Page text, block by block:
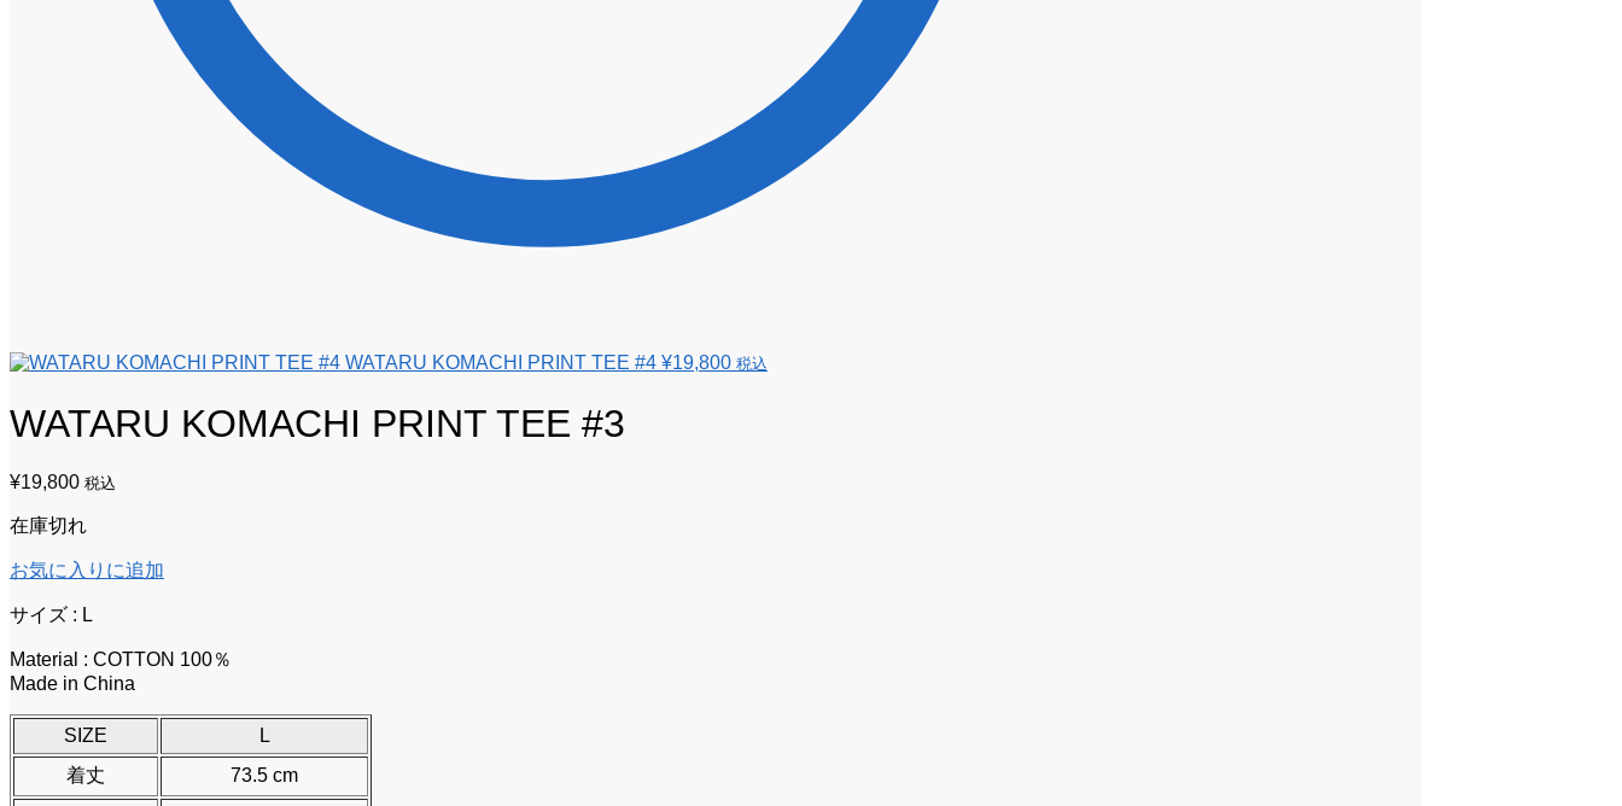
WATARU KOMACHI PRINT TEE #4 ¥19,800 税込
WATARU KOMACHI PRINT TEE #3
¥19,800 税込
在庫切れ
お気に入りに追加
サイズ : L
Material : COTTON 100％
Made in China
SIZE
L
着丈
73.5 cm